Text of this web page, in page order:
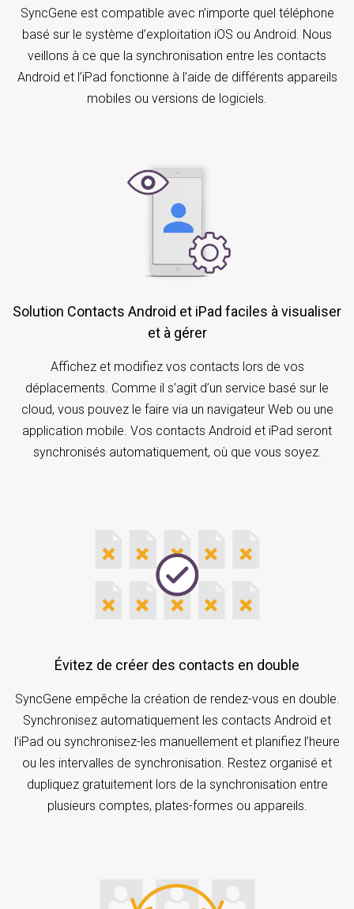
SyncGene est compatible avec n’importe quel téléphone
basé sur le système d’exploitation iOS ou Android. Nous
veillons à ce que la synchronisation entre les contacts
Android et l’iPad fonctionne à l’aide de différents appareils
mobiles ou versions de logiciels.
Solution Contacts Android et iPad faciles à visualiser
et à gérer
Affichez et modifiez vos contacts lors de vos
déplacements. Comme il s’agit d’un service basé sur le
cloud, vous pouvez le faire via un navigateur Web ou une
application mobile. Vos contacts Android et iPad seront
synchronisés automatiquement, où que vous soyez.
Évitez de créer des contacts en double
SyncGene empêche la création de rendez-vous en double.
Synchronisez automatiquement les contacts Android et
l’iPad ou synchronisez-les manuellement et planifiez l’heure
ou les intervalles de synchronisation. Restez organisé et
dupliquez gratuitement lors de la synchronisation entre
plusieurs comptes, plates-formes ou appareils.